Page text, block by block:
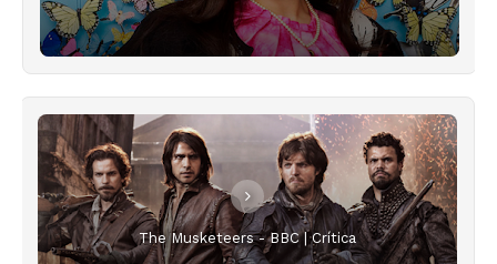
The Musketeers - BBC | Crítica